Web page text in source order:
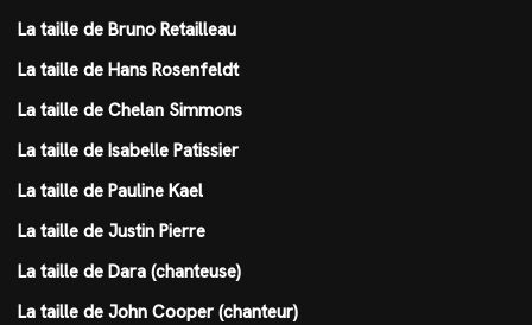
La taille de Bruno Retailleau
La taille de Hans Rosenfeldt
La taille de Chelan Simmons
La taille de Isabelle Patissier
La taille de Pauline Kael
La taille de Justin Pierre
La taille de Dara (chanteuse)
La taille de John Cooper (chanteur)